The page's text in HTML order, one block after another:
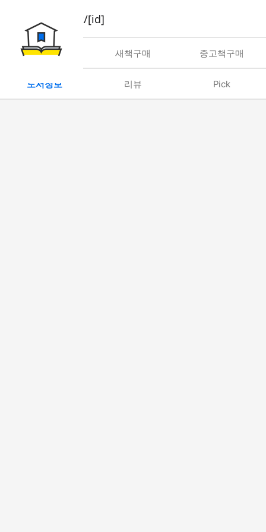
book/rent/[id]
대여 새책구매 중고책구매
도서정보 리뷰 Pick